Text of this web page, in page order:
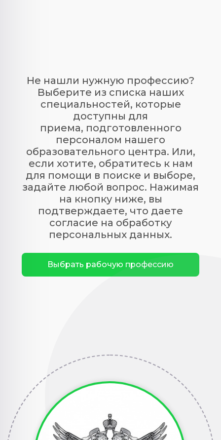
конкретной специальности, оно
может быть обязательным с
частотой раз в 1, 3 или 5 лет.
Не нашли нужную профессию?
Выберите из списка наших
специальностей, которые
доступны для
приема, подготовленного
персоналом нашего
образовательного центра. Или,
если хотите, обратитесь к нам
для помощи в поиске и выборе,
задайте любой вопрос. Нажимая
на кнопку ниже, вы
подтверждаете, что даете
согласие на обработку
персональных данных.
Выбрать рабочую профессию